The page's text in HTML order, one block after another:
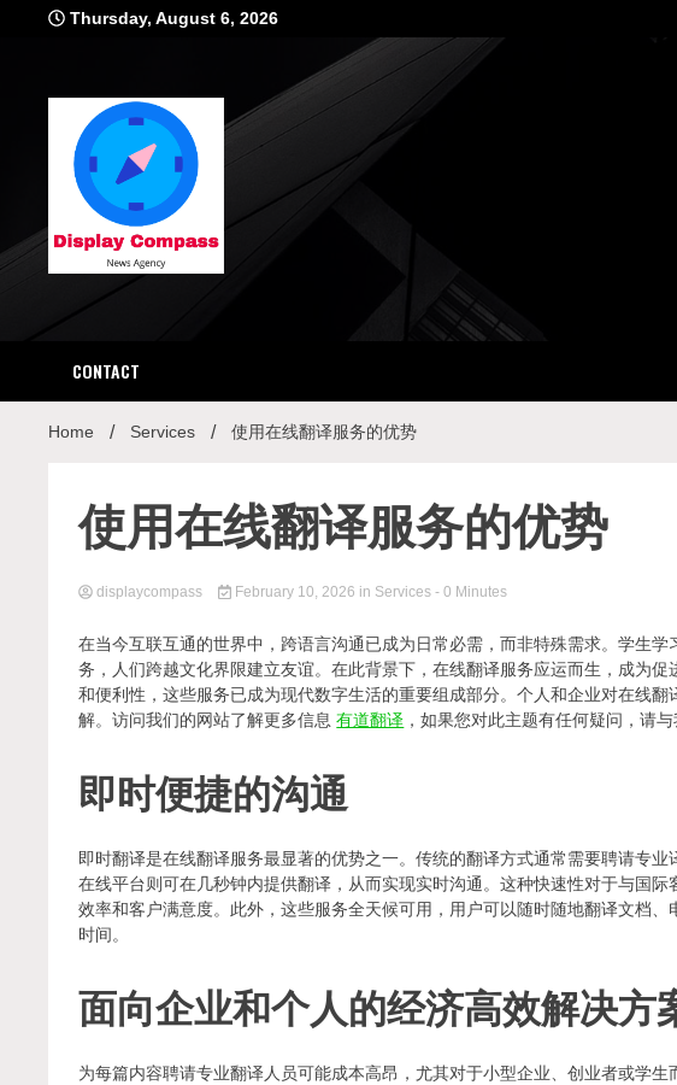
Thursday, August 6, 2026
CONTACT
Home Services 使用在线翻译服务的优势
使用在线翻译服务的优势
displaycompass February 10, 2026 in Services - 0 Minutes
在当今互联互通的世界中，跨语言沟通已成为日常必需，而非特殊需求。学生
务，人们跨越文化界限建立友谊。在此背景下，在线翻译服务应运而生，成为
和便利性，这些服务已成为现代数字生活的重要组成部分。个人和企业对在线
解。访问我们的网站了解更多信息有道翻译 ，如果您对此主题有任何疑问，请与
即时便捷的沟通
即时翻译是在线翻译服务最显著的优势之一。传统的翻译方式通常需要聘请专
在线平台则可在几秒钟内提供翻译，从而实现实时沟通。这种快速性对于与国
效率和客户满意度。此外，这些服务全天候可用，用户可以随时随地翻译文档
时间。
面向企业和个人的经济高效解决方
为每篇内容聘请专业翻译人员可能成本高昂，尤其对于小型企业、创业者或学